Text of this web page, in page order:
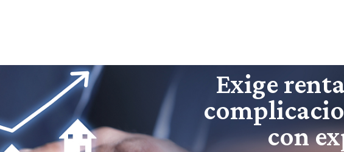
Exige
con